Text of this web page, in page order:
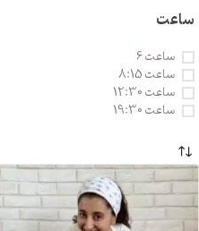
ساعت
ساعت 6
ساعت 8:15
ساعت 12:30
ساعت 19:30